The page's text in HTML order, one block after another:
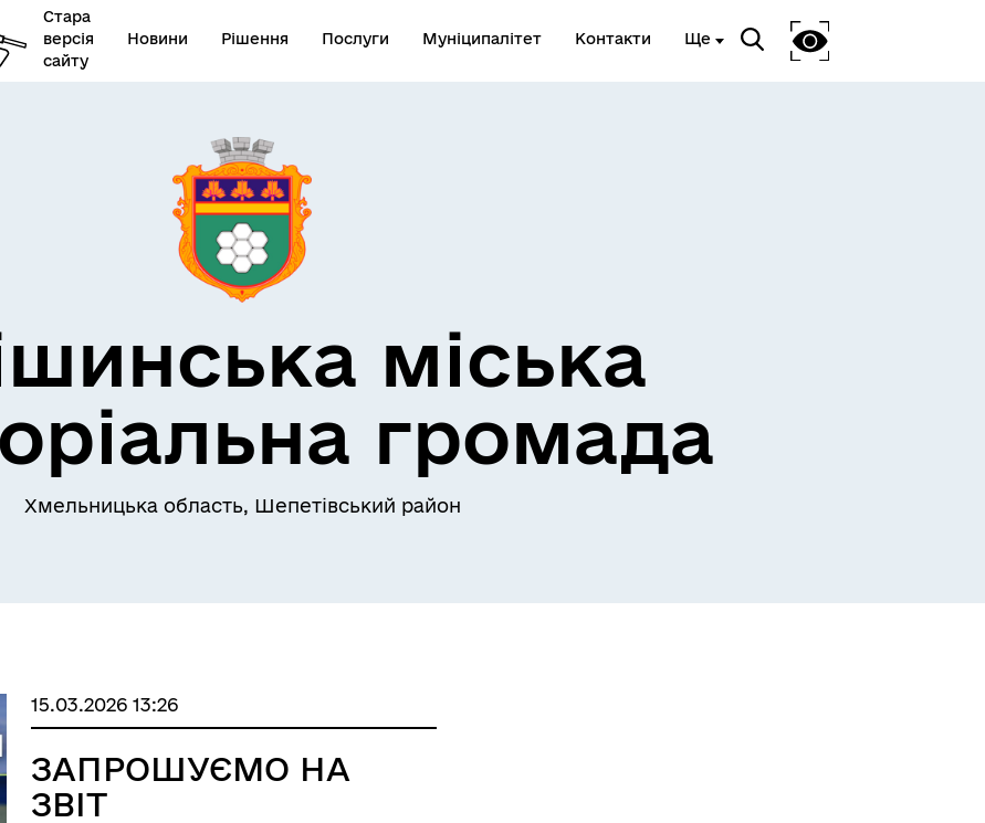
Стара
версія
сайту
Новини Рішення Послуги Муніципалітет Контакти Ще
корпус
інформація
Фінанси
Вакансії
Е-черга ЦНАП
міська
громада
Хмельницька область, Шепетівський район
15.03.2026 13:26
ЗАПРОШУЄМО НА
ЗВІТ